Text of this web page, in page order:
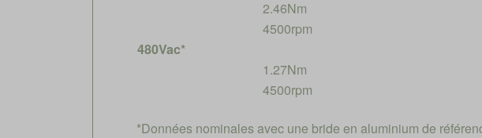
2.46Nm
4500rpm
480Vac*
1.27Nm
4500rpm
*Données nominales avec une bride en aluminium de